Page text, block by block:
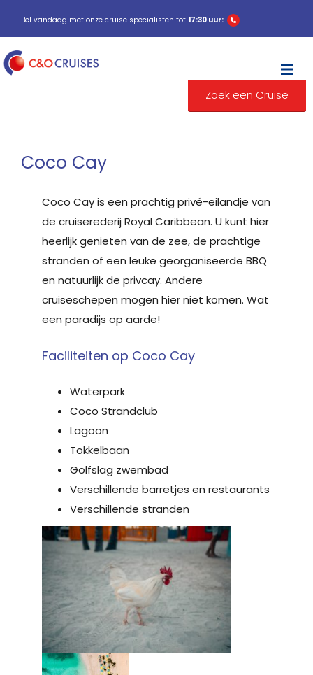
Bel vandaag met onze cruise specialisten tot 17:30 uur:
Zoek een Cruise
Coco Cay
Coco Cay is een prachtig privé-eilandje van
de cruiserederij Royal Caribbean. U kunt hier
heerlijk genieten van de zee, de prachtige
stranden of een leuke georganiseerde BBQ
en natuurlijk de privcay. Andere
cruiseschepen mogen hier niet komen. Wat
een paradijs op aarde!
Faciliteiten op Coco Cay
Waterpark
Coco Strandclub
Lagoon
Tokkelbaan
Golfslag zwembad
Verschillende barretjes en restaurants
Verschillende stranden